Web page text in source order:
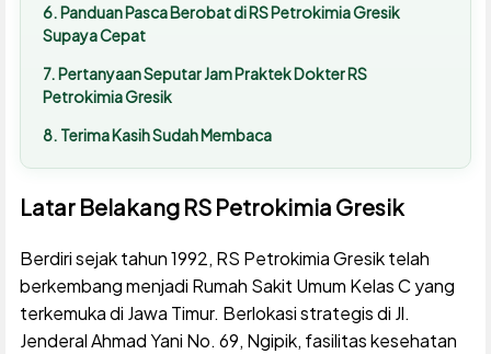
Panduan Pasca Berobat di RS Petrokimia Gresik
Supaya Cepat
Pertanyaan Seputar Jam Praktek Dokter RS
Petrokimia Gresik
Terima Kasih Sudah Membaca
Latar Belakang RS Petrokimia Gresik
Berdiri sejak tahun 1992, RS Petrokimia Gresik telah
berkembang menjadi Rumah Sakit Umum Kelas C yang
terkemuka di Jawa Timur. Berlokasi strategis di Jl.
Jenderal Ahmad Yani No. 69, Ngipik, fasilitas kesehatan